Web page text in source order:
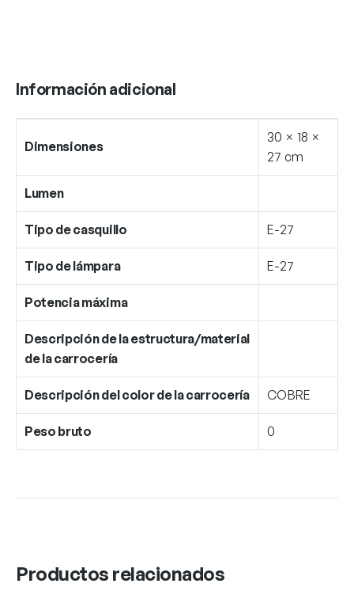
Información adicional
Dimensiones
30 × 18 ×
27 cm
Lumen
Tipo de casquillo E-27
Tipo de lámpara E-27
Potencia máxima
Descripción de la estructura/material
de la carrocería
Descripción del color de la carrocería COBRE
Peso bruto 0
Productos relacionados